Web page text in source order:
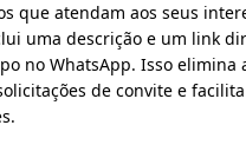
que atendam aos seus
uma descrição e um link
no WhatsApp. Isso elimina
de convite e